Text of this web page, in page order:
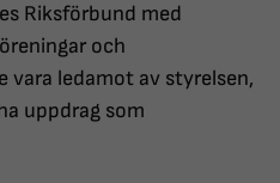
Riksförbund med
och
vara ledamot av styrelsen,
uppdrag som